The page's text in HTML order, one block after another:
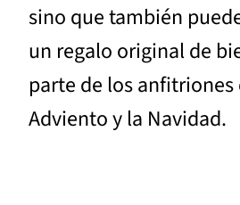
sino que también
un regalo original de
parte de los
Adviento y la Navidad.